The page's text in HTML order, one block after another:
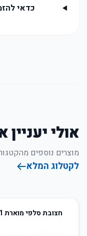
כדאי
אולי
מוצרים נוספים
לקטלוג המלא
52
חצובת סלפי מוארת R1